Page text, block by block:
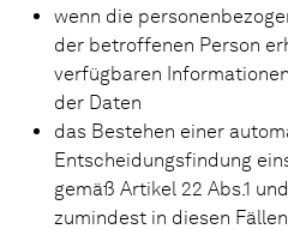
wenn die
der betroffenen Person
verfügbaren
der Daten
das Bestehen einer
Entscheidungsfindung
gemäß Artikel 22 Abs.1
zumindest in diesen